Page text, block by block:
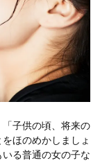
子供の頃、将来の
ほのめかしましょ
る普通の女の子な